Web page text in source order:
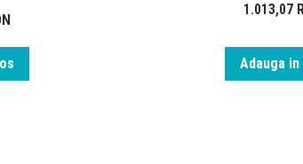
1.013,07
Adauga